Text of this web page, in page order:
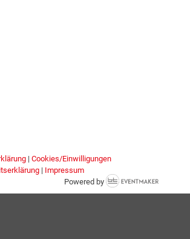
| Cookies/Einwilligungen
| Impressum
Powered by